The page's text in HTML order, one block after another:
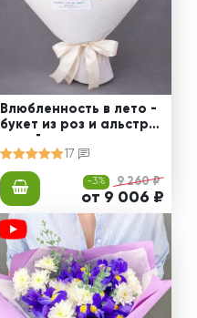
Влюбленность в лето -
букет из роз и альстро
мерий
17
-3% 9 260 ₽
от 9 006 ₽